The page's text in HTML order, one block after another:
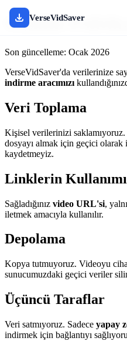
VerseVidSaver
Gizlilik
Son güncelleme: Ocak 2026
VerseVidSaver'da verilerinize
indirme aracımızı
Veri Toplama
Kişisel verilerinizi
dosyayı almak için geçici olarak
kaydetmeyiz.
Linklerin Kullanımı
Sağladığınız video URL'si,
iletmek amacıyla kullanılır.
Depolama
Kopya tutmuyoruz. Videoyu
sunucumuzdaki geçici veriler
Üçüncü Taraflar
Veri satmıyoruz. Sadece yapay
indirmek için bağlantıyı